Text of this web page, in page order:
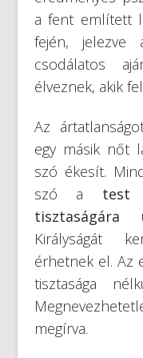
a fent említett
fején,
csodálatos
élveznek, akik
Az
egy másik nőt
szó ékesít.
szó a
tisztaságára
Királyságát
érhetnek el. Az
tisztasága
megírva.